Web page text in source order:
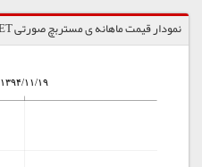
نمودار قیمت ماهانه ی مستربچ صورتی 91/157PET / کوثر
۱۳۹۴/۱۱/۱۹